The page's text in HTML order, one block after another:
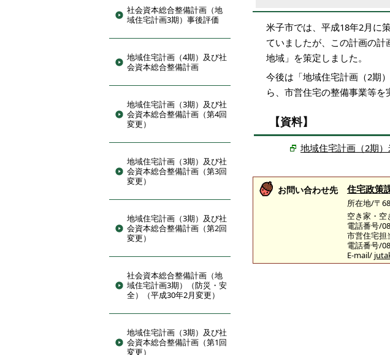
社会資本総合整備計画（地
域住宅計画3期）事後評価
地域住宅計画（4期）及び社
会資本総合整備計画
地域住宅計画（3期）及び社
会資本総合整備計画（第4回
変更）
地域住宅計画（3期）及び社
会資本総合整備計画（第3回
変更）
地域住宅計画（3期）及び社
会資本総合整備計画（第2回
変更）
社会資本総合整備計画（地
域住宅計画3期）（防災・安
全）（平成30年2月変更）
地域住宅計画（3期）及び社
会資本総合整備計画（第1回
変更）
米子市では、平成18年2月に
ていましたが、この計画の
地域」を策定しました。
今後は「地域住宅計画（2期
ら、市営住宅の整備事業等を
【資料】
地域住宅計画（2期
お問い合わせ先 住宅政策
所在地/〒
空き家・空
電話番号/
市営住宅担
電話番号/
E-mail/